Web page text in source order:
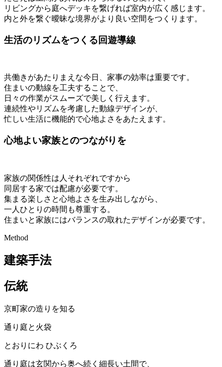
リビングから庭へデッキを繋げれば室内が広く感じます。
内と外を繋ぐ曖昧な境界がより良い空間をつくります。
生活のリズムをつくる回遊導線
共働きがあたりまえな今日、家事の効率は重要です。
住まいの動線を工夫することで、
日々の作業がスムーズで美しく行えます。
連続性やリズムを考慮した動線デザインが、
忙しい生活に機能的で心地よさをあたえます。
心地よい家族とのつながりを
家族の関係性は人それぞれですから
同居する家では配慮が必要です。
集まる楽しさと心地よさを生み出しながら、
一人ひとりの時間も尊重する。
住まいと家族にはバランスの取れたデザインが必要です。
Method
建築手法
伝統
京町家の造りを知る
通り庭と火袋
とおりにわ ひぶくろ
通り庭は玄関から奥へ続く細長い土間で、